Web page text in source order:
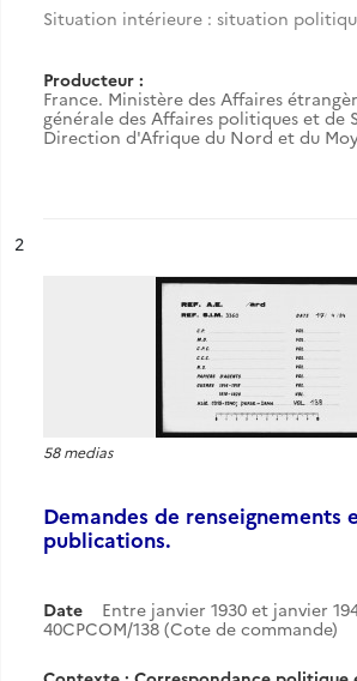
Situation intérieure : situation
Producteur :
France. Ministère des Affaires
générale des Affaires politiques et de
Direction d'Afrique du Nord et du
n°
2
58 medias
Demandes de renseignements
publications.
Date Entre janvier 1930 et janvier
40CPCOM/138 (Cote de commande)